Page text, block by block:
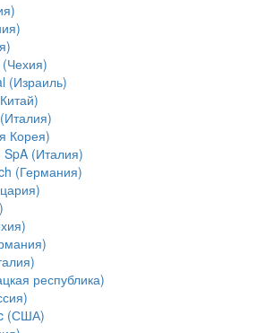
(Израиль)
Корея)
(Италия)
(Германия)
республика)
(США)